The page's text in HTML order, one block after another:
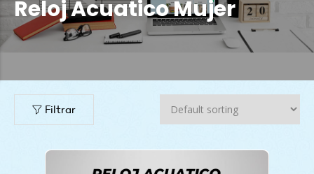
Reloj Acuatico Mujer
Filtrar